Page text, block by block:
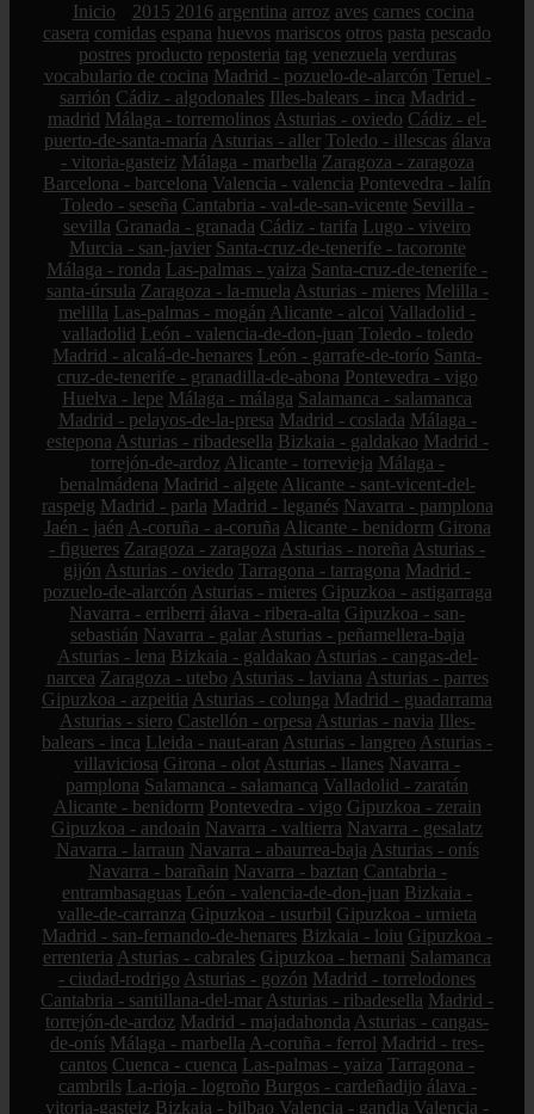
Inicio 2015 2016 argentina arroz aves carnes cocina
casera comidas espana huevos mariscos otros pasta pescado
postres producto reposteria tag venezuela verduras
vocabulario de cocina Madrid - pozuelo-de-alarcón Teruel -
sarrión Cádiz - algodonales Illes-balears - inca Madrid -
madrid Málaga - torremolinos Asturias - oviedo Cádiz - el-
puerto-de-santa-maría Asturias - aller Toledo - illescas álava
- vitoria-gasteiz Málaga - marbella Zaragoza - zaragoza
Barcelona - barcelona Valencia - valencia Pontevedra - lalín
Toledo - seseña Cantabria - val-de-san-vicente Sevilla -
sevilla Granada - granada Cádiz - tarifa Lugo - viveiro
Murcia - san-javier Santa-cruz-de-tenerife - tacoronte
Málaga - ronda Las-palmas - yaiza Santa-cruz-de-tenerife -
santa-úrsula Zaragoza - la-muela Asturias - mieres Melilla -
melilla Las-palmas - mogán Alicante - alcoi Valladolid -
valladolid León - valencia-de-don-juan Toledo - toledo
Madrid - alcalá-de-henares León - garrafe-de-torío Santa-
cruz-de-tenerife - granadilla-de-abona Pontevedra - vigo
Huelva - lepe Málaga - málaga Salamanca - salamanca
Madrid - pelayos-de-la-presa Madrid - coslada Málaga -
estepona Asturias - ribadesella Bizkaia - galdakao Madrid -
torrejón-de-ardoz Alicante - torrevieja Málaga -
benalmádena Madrid - algete Alicante - sant-vicent-del-
raspeig Madrid - parla Madrid - leganés Navarra - pamplona
Jaén - jaén A-coruña - a-coruña Alicante - benidorm Girona
- figueres Zaragoza - zaragoza Asturias - noreña Asturias -
gijón Asturias - oviedo Tarragona - tarragona Madrid -
pozuelo-de-alarcón Asturias - mieres Gipuzkoa - astigarraga
Navarra - erriberri álava - ribera-alta Gipuzkoa - san-
sebastián Navarra - galar Asturias - peñamellera-baja
Asturias - lena Bizkaia - galdakao Asturias - cangas-del-
narcea Zaragoza - utebo Asturias - laviana Asturias - parres
Gipuzkoa - azpeitia Asturias - colunga Madrid - guadarrama
Asturias - siero Castellón - orpesa Asturias - navia Illes-
balears - inca Lleida - naut-aran Asturias - langreo Asturias -
villaviciosa Girona - olot Asturias - llanes Navarra -
pamplona Salamanca - salamanca Valladolid - zaratán
Alicante - benidorm Pontevedra - vigo Gipuzkoa - zerain
Gipuzkoa - andoain Navarra - valtierra Navarra - gesalatz
Navarra - larraun Navarra - abaurrea-baja Asturias - onís
Navarra - barañain Navarra - baztan Cantabria -
entrambasaguas León - valencia-de-don-juan Bizkaia -
valle-de-carranza Gipuzkoa - usurbil Gipuzkoa - urnieta
Madrid - san-fernando-de-henares Bizkaia - loiu Gipuzkoa -
errenteria Asturias - cabrales Gipuzkoa - hernani Salamanca
- ciudad-rodrigo Asturias - gozón Madrid - torrelodones
Cantabria - santillana-del-mar Asturias - ribadesella Madrid -
torrejón-de-ardoz Madrid - majadahonda Asturias - cangas-
de-onís Málaga - marbella A-coruña - ferrol Madrid - tres-
cantos Cuenca - cuenca Las-palmas - yaiza Tarragona -
cambrils La-rioja - logroño Burgos - cardeñadijo álava -
vitoria-gasteiz Bizkaia - bilbao Valencia - gandia Valencia -